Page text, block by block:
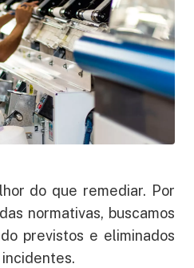
do que remediar. Por
normativas, buscamos
previstos e eliminados